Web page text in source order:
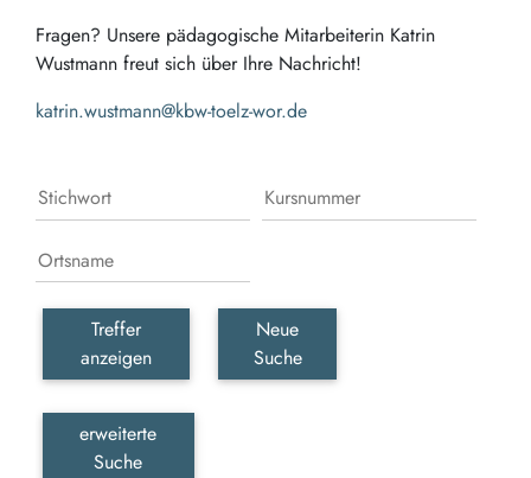
Fragen? Unsere pädagogische Mitarbeiterin Katrin
Wustmann freut sich über Ihre Nachricht!
katrin.wustmann@kbw-toelz-wor.de
Treffer
anzeigen
Neue
Suche
erweiterte
Suche